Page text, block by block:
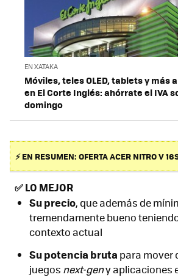
EN XATAKA
Móviles, teles OLED, tablets y más
en El Corte Inglés: ahórrate el IVA
domingo
⚡ EN RESUMEN: OFERTA ACER NITRO V
✅LO MEJOR
Su precio, que además de
tremendamente bueno
contexto actual
Su potencia bruta para mover
juegos next-geny aplicaciones